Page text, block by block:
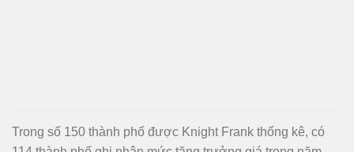
Trong số 150 thành phố được Knight Frank thống kê, có